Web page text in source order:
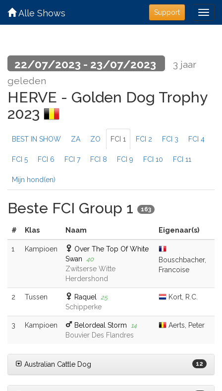
Support
Alle Shows
22/07/2023 - 23/07/2023
3 jaar
geleden
HERVE - Golden Dog Trophy
2023
BEST IN SHOW ZA ZO FCI 1 FCI 2 FCI 3 FCI 4
FCI 5 FCI 6 FCI 7 FCI 8 FCI 9 FCI 10 FCI 11
Mijn hond(en)
Beste FCI Group 1 163
# Klas Naam Eigenaar(s)
1 Kampioen
Over The Top Of White
Swan 40
Zwitserse Witte
Herdershond
Bouschbacher,
Francoise
2 Tussen Raquel 25
Schipperke
Kort, R.C.
3 Kampioen Belordeal Storm 14
Bouvier Des Flandres
Aerts, Peter
Australian Cattle Dog 12